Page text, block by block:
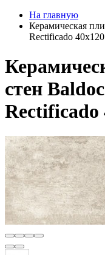
На главную
Керамическая
Rectificado 40x120
стен
Rectificado